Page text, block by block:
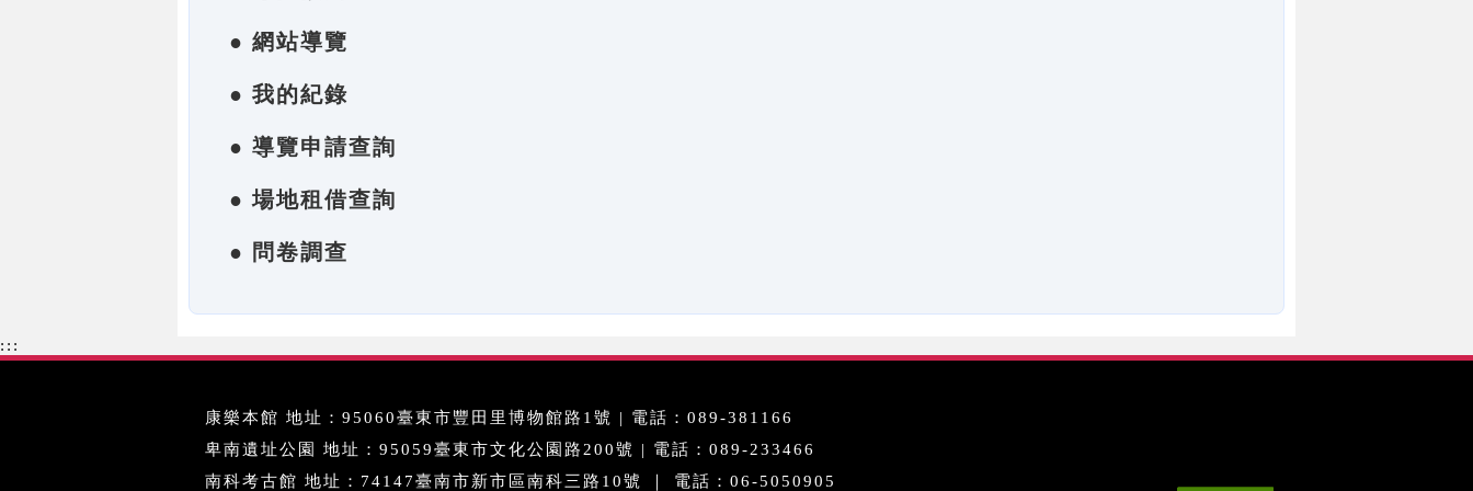
● 網站導覽
● 我的紀錄
● 導覽申請查詢
● 場地租借查詢
● 問卷調查
:::
康樂本館 地址：95060臺東市豐田里博物館路1號 | 電話：089-381166
卑南遺址公園 地址：95059臺東市文化公園路200號 | 電話：089-233466
南科考古館 地址：74147臺南市新市區南科三路10號 ｜ 電話：06-5050905